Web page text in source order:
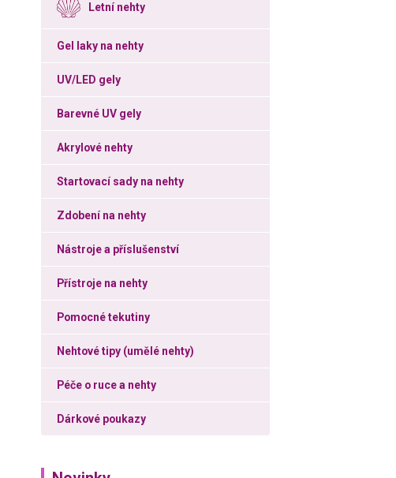
Letní nehty
Gel laky na nehty
UV/LED gely
Barevné UV gely
Akrylové nehty
Startovací sady na nehty
Zdobení na nehty
Nástroje a příslušenství
Přístroje na nehty
Pomocné tekutiny
Nehtové tipy (umělé nehty)
Péče o ruce a nehty
Dárkové poukazy